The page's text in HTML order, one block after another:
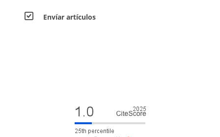
Envíar artículos